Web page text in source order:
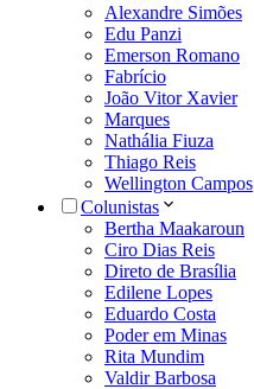
Alexandre Simões
Edu Panzi
Emerson Romano
Fabrício
João Vitor Xavier
Marques
Nathália Fiuza
Thiago Reis
Wellington Campos
Colunistas
Bertha Maakaroun
Ciro Dias Reis
Direto de Brasília
Edilene Lopes
Eduardo Costa
Poder em Minas
Rita Mundim
Valdir Barbosa